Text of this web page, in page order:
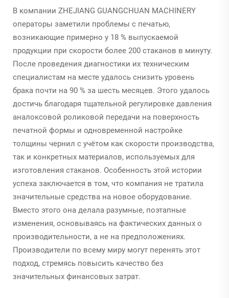
В компании ZHEJIANG GUANGCHUAN MACHINERY
операторы заметили проблемы с печатью,
возникающие примерно у 18 % выпускаемой
продукции при скорости более 200 стаканов в минуту.
После проведения диагностики их техническим
специалистам на месте удалось снизить уровень
брака почти на 90 % за шесть месяцев. Этого удалось
достичь благодаря тщательной регулировке давления
аналоксовой роликовой передачи на поверхность
печатной формы и одновременной настройке
толщины чернил с учётом как скорости производства,
так и конкретных материалов, используемых для
изготовления стаканов. Особенность этой истории
успеха заключается в том, что компания не тратила
значительные средства на новое оборудование.
Вместо этого она делала разумные, поэтапные
изменения, основываясь на фактических данных о
производительности, а не на предположениях.
Производители по всему миру могут перенять этот
подход, стремясь повысить качество без
значительных финансовых затрат.